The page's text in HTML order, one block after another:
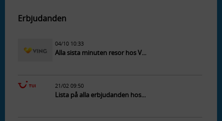
Erbjudanden
04/10 10:33
Alla sista minuten resor hos V...
21/02 09:50
Lista på alla erbjudanden hos...